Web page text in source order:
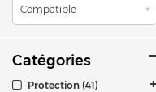
Compatible
Catégories
Protection (41)